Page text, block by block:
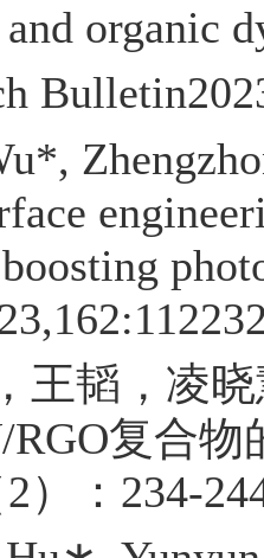
organic
王韬，凌
复合物
2）： 234-